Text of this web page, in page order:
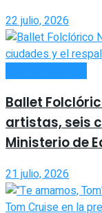
22 julio, 2026
Ballet
artistas, seis
Ministerio de
21 julio, 2026